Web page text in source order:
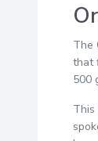
The
that
500
This